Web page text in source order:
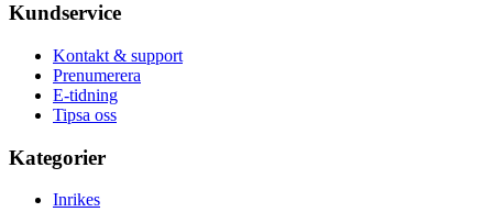
Kundservice
Kontakt & support
Prenumerera
E-tidning
Tipsa oss
Kategorier
Inrikes